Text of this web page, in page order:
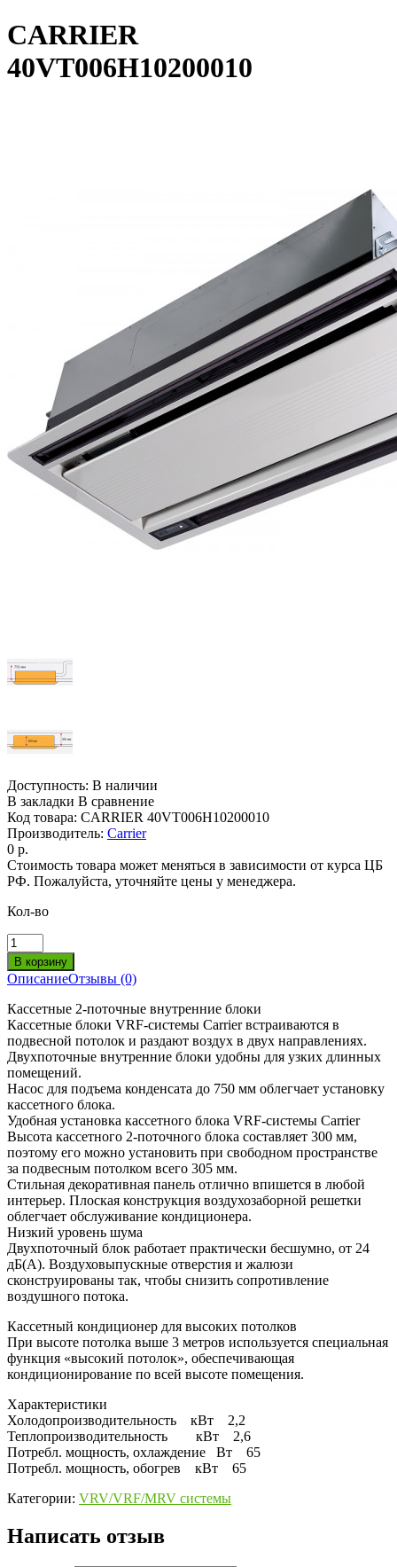
CARRIER
40VT006H10200010
Доступность: В наличии
В закладки В сравнение
Код товара: CARRIER 40VT006H10200010
Производитель: Carrier
0 р.
Стоимость товара может меняться в зависимости от курса ЦБ
РФ. Пожалуйста, уточняйте цены у менеджера.
Кол-во
ОписаниеОтзывы (0)
Кассетные 2-поточные внутренние блоки
Кассетные блоки VRF-системы Carrier встраиваются в
подвесной потолок и раздают воздух в двух направлениях.
Двухпоточные внутренние блоки удобны для узких длинных
помещений.
Насос для подъема конденсата до 750 мм облегчает установку
кассетного блока.
Удобная установка кассетного блока VRF-системы Carrier
Высота кассетного 2-поточного блока составляет 300 мм,
поэтому его можно установить при свободном пространстве
за подвесным потолком всего 305 мм.
Стильная декоративная панель отлично впишется в любой
интерьер. Плоская конструкция воздухозаборной решетки
облегчает обслуживание кондиционера.
Низкий уровень шума
Двухпоточный блок работает практически бесшумно, от 24
дБ(А). Воздуховыпускные отверстия и жалюзи
сконструированы так, чтобы снизить сопротивление
воздушного потока.
Кассетный кондиционер для высоких потолков
При высоте потолка выше 3 метров используется специальная
функция «высокий потолок», обеспечивающая
кондиционирование по всей высоте помещения.
Характеристики
Холодопроизводительность кВт 2,2
Теплопроизводительность кВт 2,6
Потребл. мощность, охлаждение Вт 65
Потребл. мощность, обогрев кВт 65
Категории: VRV/VRF/MRV системы
Написать отзыв